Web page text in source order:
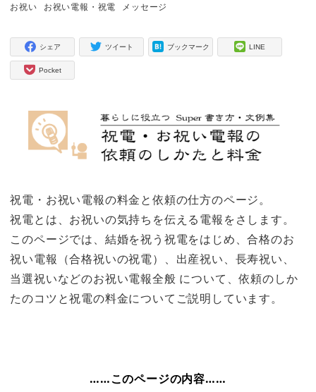
タグ
お祝い
タグ
お祝い電報・祝電
タグ
メッセージ
シェア ツイート ブックマーク LINE
Pocket
祝電・お祝い電報の料金と依頼の仕方のページ。
祝電とは、お祝いの気持ちを伝える電報をさします。
このページでは、結婚を祝う祝電をはじめ、合格のお
祝い電報（合格祝いの祝電）、出産祝い、長寿祝い、
当選祝いなどのお祝い電報全般 について、依頼のしか
たのコツと祝電の料金についてご説明しています。
……このページの内容……